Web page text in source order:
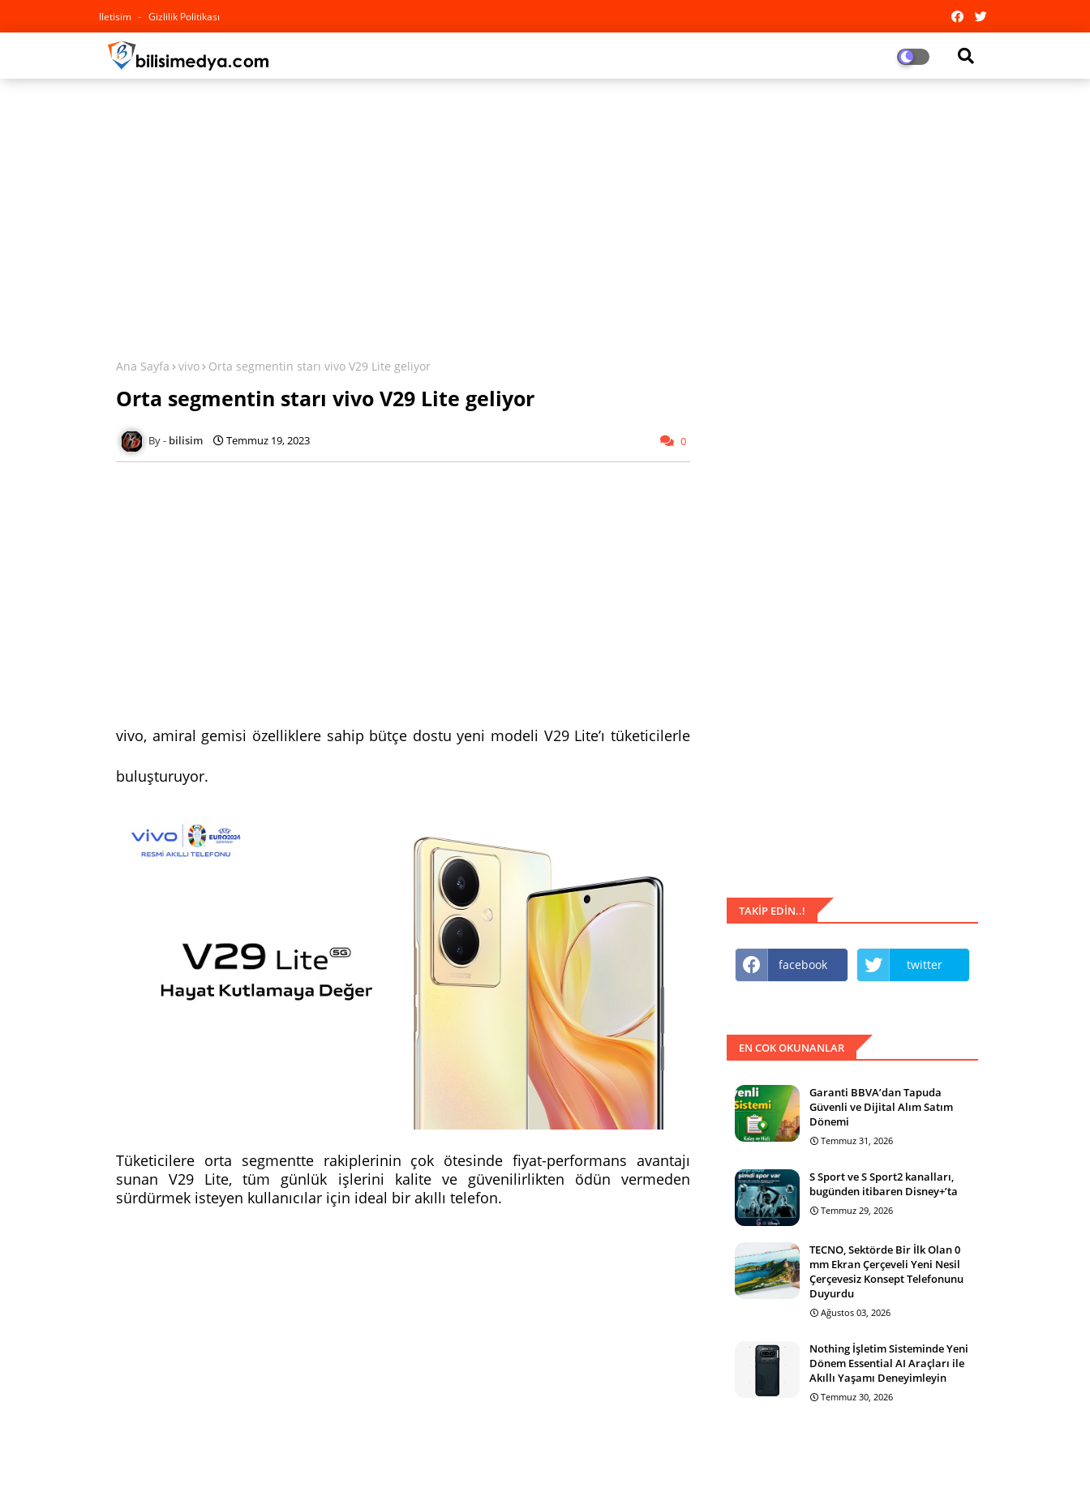
Iletisim Gizlilik Politikası
Ana Sayfa vivo Orta segmentin starı vivo V29 Lite geliyor
Orta segmentin starı vivo V29 Lite geliyor
bilisim Temmuz 19, 2023 0
vivo, amiral gemisi özelliklere sahip bütçe dostu yeni modeli V29 Lite’ı tüketicilerle
buluşturuyor.
Tüketicilere orta segmentte rakiplerinin çok ötesinde fiyat-performans avantajı
sunan V29 Lite, tüm günlük işlerini kalite ve güvenilirlikten ödün vermeden
sürdürmek isteyen kullanıcılar için ideal bir akıllı telefon.
TAKIP EDIN..!
facebook twitter
EN COK OKUNANLAR
Garanti BBVA’dan Tapuda
Güvenli ve Dijital Alım Satım
Dönemi
Temmuz 31, 2026
S Sport ve S Sport2 kanalları,
bugünden itibaren Disney+’ta
Temmuz 29, 2026
TECNO, Sektörde Bir İlk Olan 0
mm Ekran Çerçeveli Yeni Nesil
Çerçevesiz Konsept Telefonunu
Duyurdu
Ağustos 03, 2026
Nothing İşletim Sisteminde Yeni
Dönem Essential AI Araçları ile
Akıllı Yaşamı Deneyimleyin
Temmuz 30, 2026